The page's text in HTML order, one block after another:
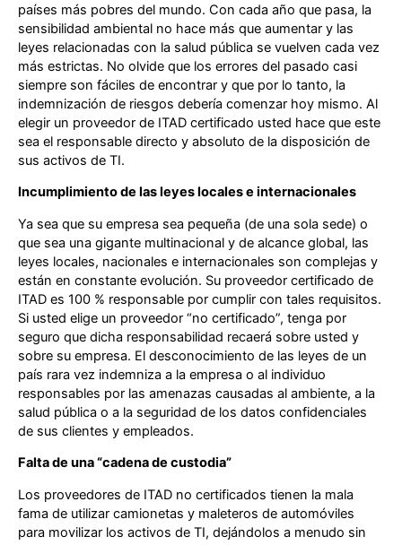
países más pobres del mundo. Con cada año que pasa, la
sensibilidad ambiental no hace más que aumentar y las
leyes relacionadas con la salud pública se vuelven cada vez
más estrictas. No olvide que los errores del pasado casi
siempre son fáciles de encontrar y que por lo tanto, la
indemnización de riesgos debería comenzar hoy mismo. Al
elegir un proveedor de ITAD certificado usted hace que este
sea el responsable directo y absoluto de la disposición de
sus activos de TI.
Incumplimiento de las leyes locales e internacionales
Ya sea que su empresa sea pequeña (de una sola sede) o
que sea una gigante multinacional y de alcance global, las
leyes locales, nacionales e internacionales son complejas y
están en constante evolución. Su proveedor certificado de
ITAD es 100 % responsable por cumplir con tales requisitos.
Si usted elige un proveedor “no certificado”, tenga por
seguro que dicha responsabilidad recaerá sobre usted y
sobre su empresa. El desconocimiento de las leyes de un
país rara vez indemniza a la empresa o al individuo
responsables por las amenazas causadas al ambiente, a la
salud pública o a la seguridad de los datos confidenciales
de sus clientes y empleados.
Falta de una “cadena de custodia”
Los proveedores de ITAD no certificados tienen la mala
fama de utilizar camionetas y maleteros de automóviles
para movilizar los activos de TI, dejándolos a menudo sin